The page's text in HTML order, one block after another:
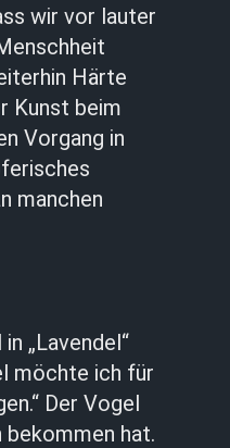
wir vor lauter
Härte
Kunst beim
Vorgang in
manchen
„Lavendel“
möchte ich für
Der Vogel
bekommen hat.